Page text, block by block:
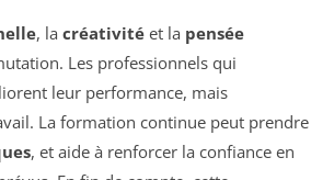
, la créativité et la pensée
Les professionnels qui
leur performance, mais
La formation continue peut prendre
, et aide à renforcer la confiance en